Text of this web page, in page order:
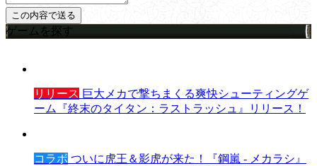
ゲームを探す
リリース 巨大メカで撃ちまくる爽快シューティングゲ
ーム『終末のタイタン：ラストラッシュ』リリース！
コラボ ついに虎王＆影虎が来た！『鋼嵐 - メカラシ』